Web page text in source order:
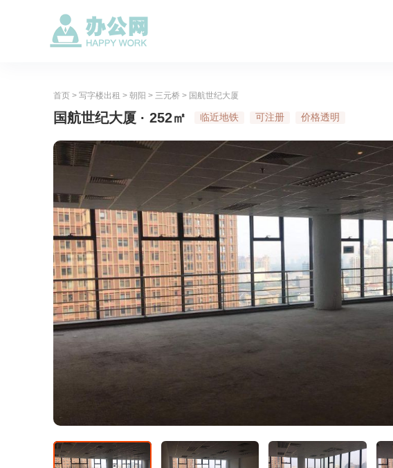
首页 > 写字楼出租 > 朝阳 > 三元桥 > 国航世纪大厦
国航世纪大厦 · 252㎡ 临近地铁 可注册 价格透明